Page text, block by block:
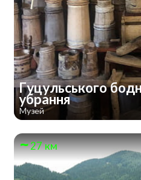
Гуцульського
убрання
Музей
27 км